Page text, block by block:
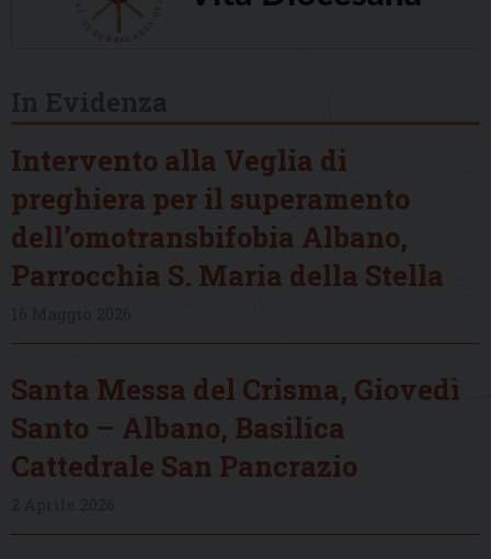
Intervento alla Veglia di
preghiera per il superamento
dell’omotransbifobia Albano,
Parrocchia S. Maria della Stella
Santa Messa del Crisma, Giovedì
Santo – Albano, Basilica
Cattedrale San Pancrazio